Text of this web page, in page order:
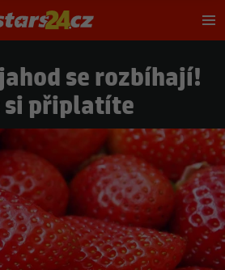
se rozbíhají!
si připlatíte